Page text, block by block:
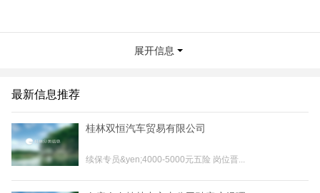
展开信息
最新信息推荐
桂林双恒汽车贸易有限公司
续保专员&yen;4000-5000元五险 岗位晋...